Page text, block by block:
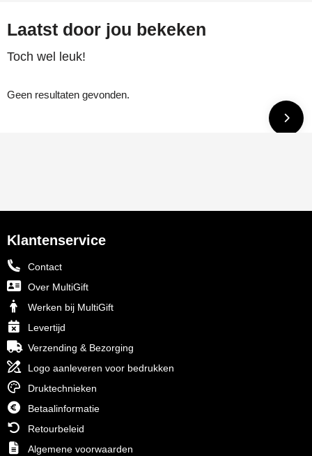
Laatst door jou bekeken
Toch wel leuk!
Geen resultaten gevonden.
Klantenservice
Contact
Over MultiGift
Werken bij MultiGift
Levertijd
Verzending & Bezorging
Logo aanleveren voor bedrukken
Druktechnieken
Betaalinformatie
Retourbeleid
Algemene voorwaarden